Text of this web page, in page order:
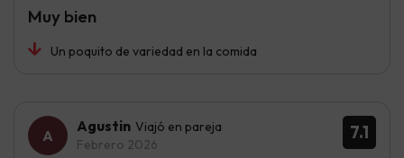
Un poquito de variedad en la comida
Muy bien
7.1
Agustin Viajó en pareja
Febrero 2026